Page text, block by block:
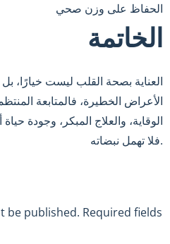
الحفاظ على وزن صحي
الخاتمة
العناية بصحة القلب ليست خيارًا،
الأعراض الخطيرة، فالمتابعة
الوقاية، والعلاج المبكر، وجودة
فلا تهمل نبضاته.
be published. Required fields